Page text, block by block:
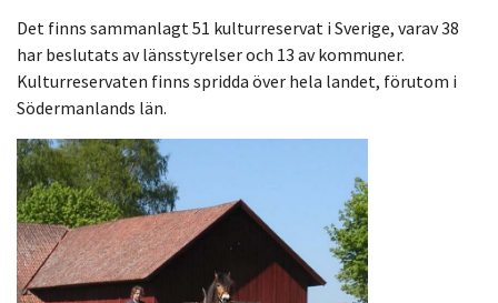
Det finns sammanlagt 51 kulturreservat i Sverige, varav 38
har beslutats av länsstyrelser och 13 av kommuner.
Kulturreservaten finns spridda över hela landet, förutom i
Södermanlands län.